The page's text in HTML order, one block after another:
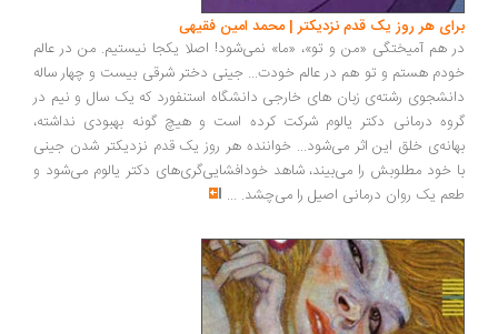
برای هر روز یک قدم نزدیکتر | محمد امین فقیهی
در هم آمیختگی «من و تو»، «ما» نمی‌شود! اصلا یکجا نیستیم. من در عالم
خودم هستم و تو هم در عالم خودت... جینی دختر شرقی بیست و چهار ساله
دانشجوی رشته‌ی زبان های خارجی دانشگاه استنفورد که یک سال و نیم در
گروه درمانی دکتر یالوم شرکت کرده است و هیچ گونه بهبودی نداشته،
بهانه‌ی خلق این اثر می‌‎شود... خواننده هر روز یک قدم نزدیکتر شدن جینی
با خود مطلوبش را می‌‎بیند، شاهد خودافشایی‌گری‌های دکتر یالوم می‌‎شود و
طعم یک روان درمانی اصیل را می‌‎چشد.
...